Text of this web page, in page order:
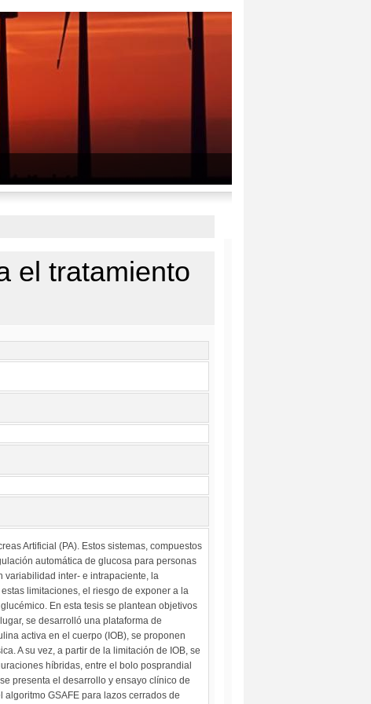
el tratamiento
Artificial (PA). Estos sistemas, compuestos
automática de glucosa para personas
variabilidad inter- e intrapaciente, la
limitaciones, el riesgo de exponer a la
En esta tesis se plantean objetivos
se desarrolló una plataforma de
activa en el cuerpo (IOB), se proponen
A su vez, a partir de la limitación de IOB, se
híbridas, entre el bolo posprandial
presenta el desarrollo y ensayo clínico de
GSAFE para lazos cerrados de